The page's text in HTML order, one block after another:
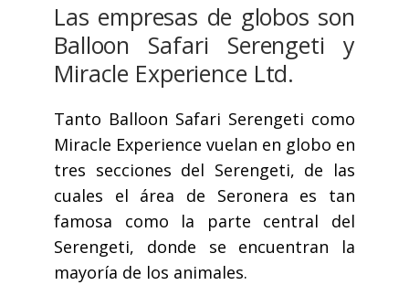
Las empresas de globos son
Balloon Safari Serengeti y
Miracle Experience Ltd.
Tanto Balloon Safari Serengeti como
Miracle Experience vuelan en globo en
tres secciones del Serengeti, de las
cuales el área de Seronera es tan
famosa como la parte central del
Serengeti, donde se encuentran la
mayoría de los animales.